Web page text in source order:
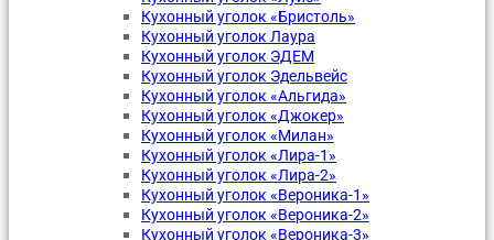
Кухонный уголок «Бристоль»
Кухонный уголок Лаура
Кухонный уголок ЭДЕМ
Кухонный уголок Эдельвейс
Кухонный уголок «Альгида»
Кухонный уголок «Джокер»
Кухонный уголок «Милан»
Кухонный уголок «Лира-1»
Кухонный уголок «Лира-2»
Кухонный уголок «Вероника-1»
Кухонный уголок «Вероника-2»
Кухонный уголок «Вероника-3»